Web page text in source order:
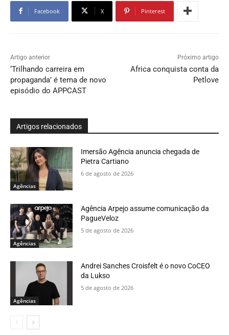
Facebook X Pinterest
Artigo anterior
‘Trilhando carreira em
propaganda’ é tema de novo
episódio do APPCAST
Próximo artigo
Africa conquista conta da
Petlove
Artigos relacionados
Agências
Imersão Agência anuncia chegada de
Pietra Cartiano
6 de agosto de 2026
Agências
Agência Arpejo assume comunicação da
PagueVeloz
5 de agosto de 2026
Agências
Andrei Sanches Croisfelt é o novo CoCEO
da Lukso
5 de agosto de 2026